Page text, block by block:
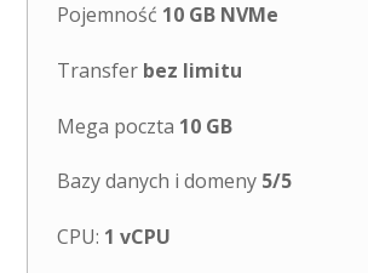
Pojemność 10 GB NVMe
Transfer bez limitu
Mega poczta 10 GB
Bazy danych i domeny 5/5
CPU: 1 vCPU